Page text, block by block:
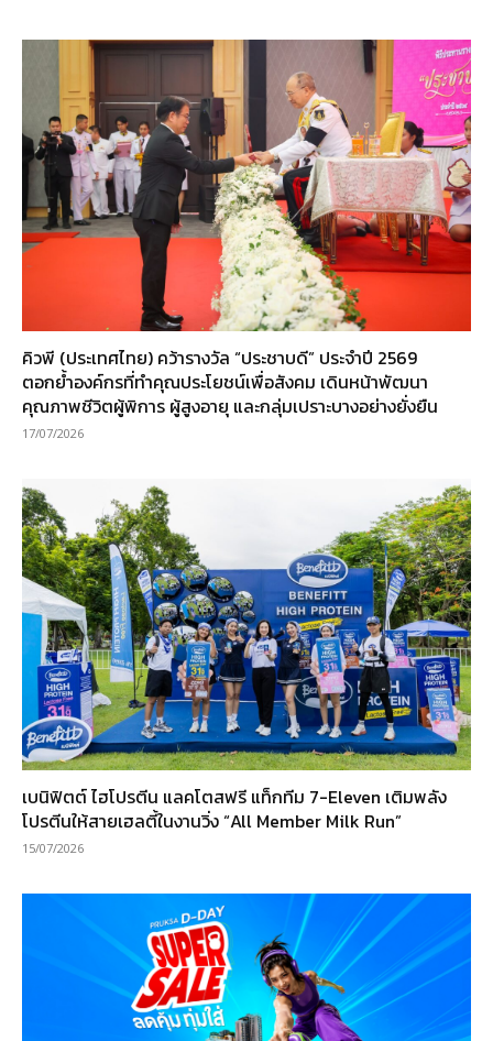
คิวพี (ประเทศไทย) คว้ารางวัล “ประชาบดี” ประจำปี 2569
ตอกย้ำองค์กรที่ทำคุณประโยชน์เพื่อสังคม เดินหน้าพัฒนา
คุณภาพชีวิตผู้พิการ ผู้สูงอายุ และกลุ่มเปราะบางอย่างยั่งยืน
17/07/2026
เบนิฟิตต์ ไฮโปรตีน แลคโตสฟรี แท็กทีม 7-Eleven เติมพลัง
โปรตีนให้สายเฮลตี้ในงานวิ่ง “All Member Milk Run”
15/07/2026